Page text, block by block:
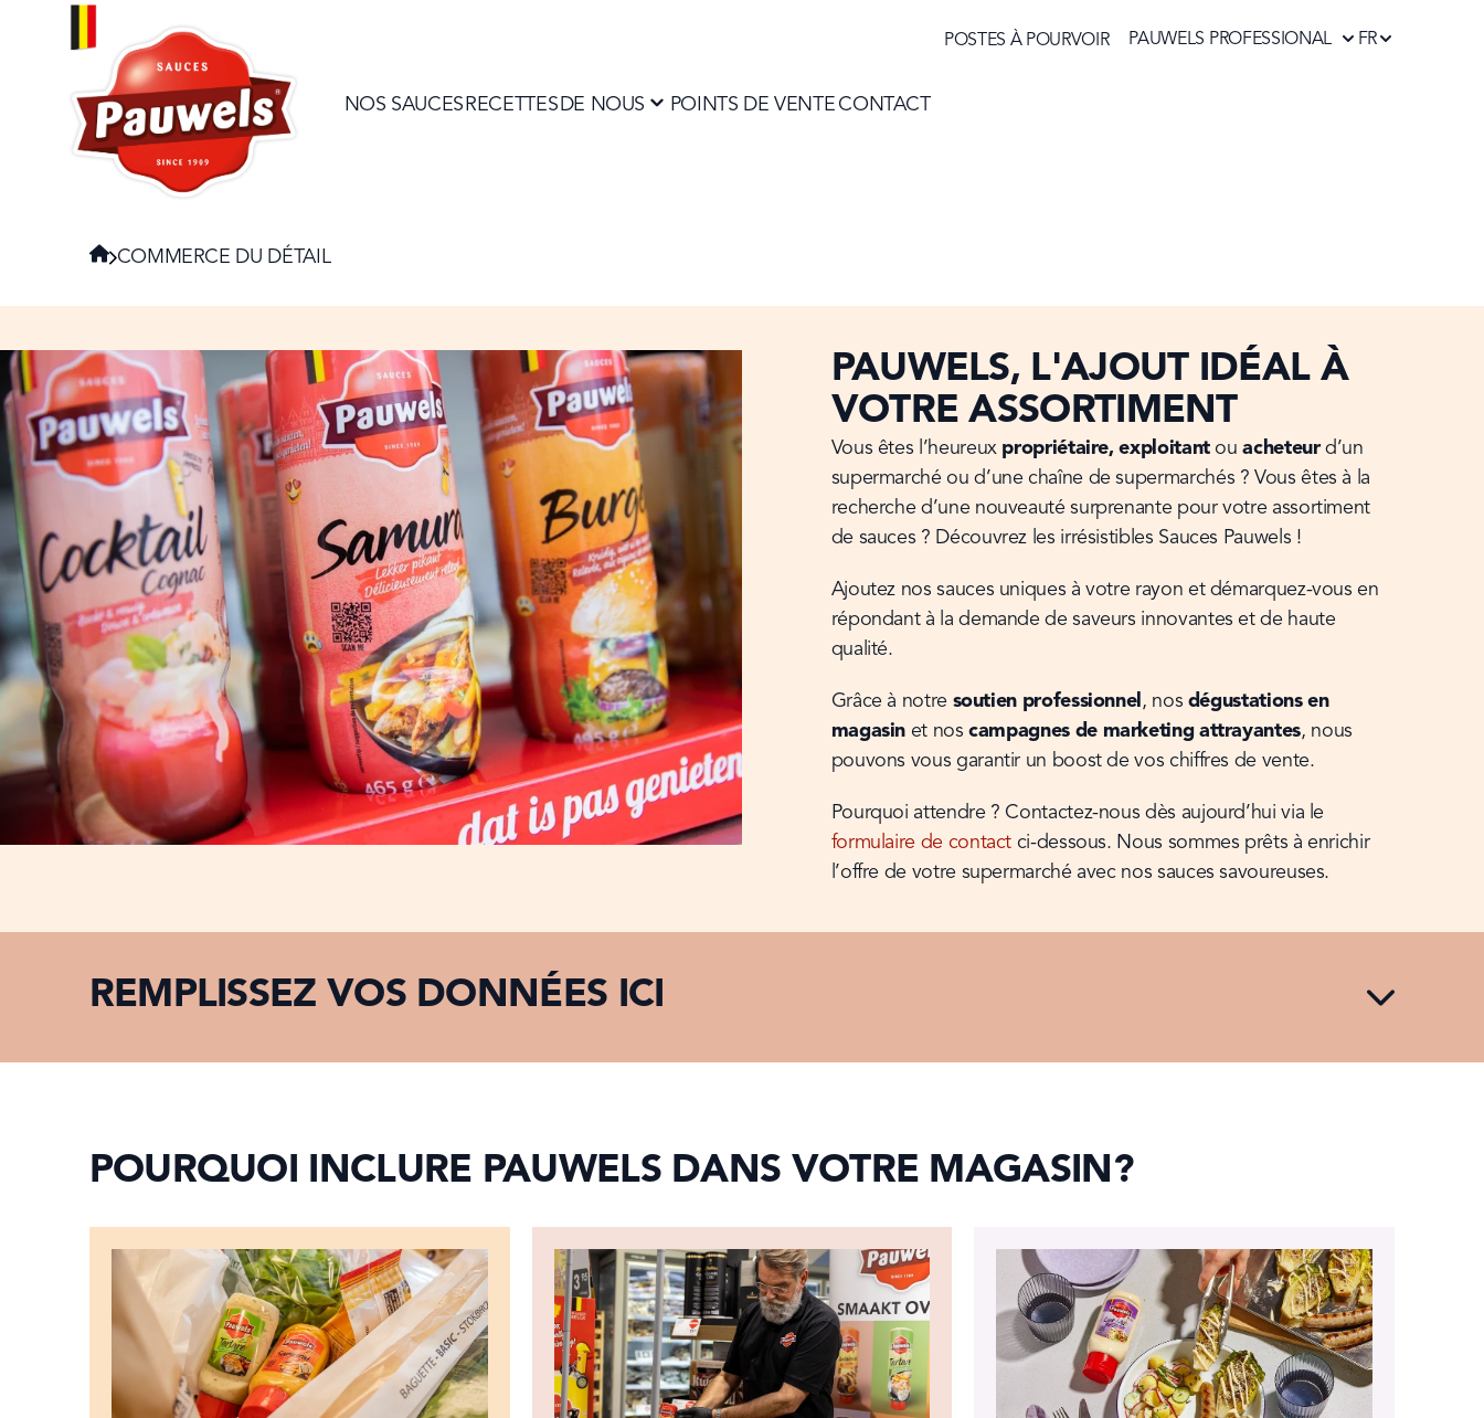
POSTES À POURVOIR PAUWELS PROFESSIONAL FR
NOS SAUCES RECETTES DE NOUS POINTS DE VENTE CONTACT
Navigate to:
HOME
COMMERCE DU DÉTAIL
PAUWELS, L'AJOUT IDÉAL À
VOTRE ASSORTIMENT
Vous êtes l’heureux propriétaire, exploitant ou acheteur d’un
supermarché ou d’une chaîne de supermarchés ? Vous êtes à la
recherche d’une nouveauté surprenante pour votre assortiment
de sauces ? Découvrez les irrésistibles Sauces Pauwels !
Ajoutez nos sauces uniques à votre rayon et démarquez-vous en
répondant à la demande de saveurs innovantes et de haute
qualité.
Grâce à notre soutien professionnel , nos dégustations en
magasin et nos campagnes de marketing attrayantes, nous
pouvons vous garantir un boost de vos chiffres de vente.
formulaire de contact ci-dessous. Nous sommes prêts à enrichir
l’offre de votre supermarché avec nos sauces savoureuses.
REMPLISSEZ VOS DONNÉES ICI
POURQUOI INCLURE PAUWELS DANS VOTRE MAGASIN?